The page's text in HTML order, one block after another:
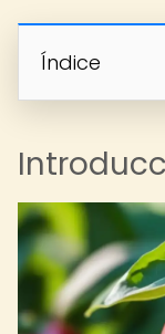
Índice